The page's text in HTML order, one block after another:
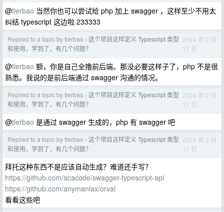
@tlerbao 当然你也可以尝试给 php 加上 swagger ，这样至少不用太
纠结 typescript 这边啦 233333
Replied to a topic by tlerbao › 这个项目这样定义 Typescript 类型
和使用，学到了，有几个问题？
2024 年 2 月
17 日
@tlerbao 额，你是自己全撸前后端。那没必要这样子了，php 不是很
熟悉。我说的是前后端通过 swagger 沟通的情况。
Replied to a topic by tlerbao › 这个项目这样定义 Typescript 类型
和使用，学到了，有几个问题？
2024 年 2 月
17 日
@tlerbao 是通过 swagger 生成的，php 有 swagger 吧
Replied to a topic by tlerbao › 这个项目这样定义 Typescript 类型
和使用，学到了，有几个问题？
2024 年 2 月
17 日
拜托这种东西不是应该自动生成？难道还手写？
https://github.com/acacode/swagger-typescript-api
https://github.com/anymaniax/orval
看看这些吧